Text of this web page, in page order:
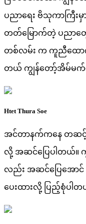
ပညာရေး ဗိသုကာကြီး
တတ်မြောက်တဲ့ ပညာတွ
တစ်လမ်း က ကူညီထောက်
တယ် ကျွန်တော့်အိမ်မက်လ
Htet Thura Soe
အင်တာနက်ကနေ တဆင့်
လို့ အဆင်ပြေပါတယ်။
လည်း အဆင်ပြေအော
ပေးထားလို့ ပြည့်စုံပါတယ်